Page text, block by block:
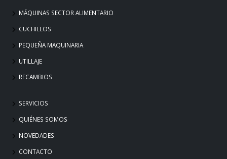
MÁQUINAS SECTOR ALIMENTARIO
CUCHILLOS
PEQUEÑA MAQUINARIA
UTILLAJE
RECAMBIOS
SERVICIOS
QUIÉNES SOMOS
NOVEDADES
CONTACTO